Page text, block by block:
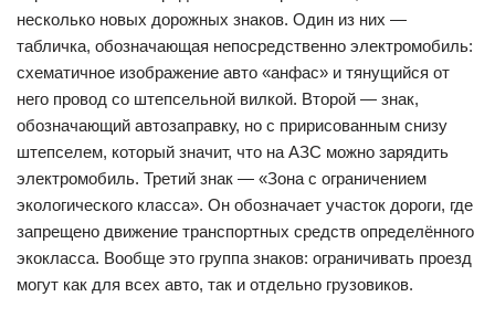
несколько новых дорожных знаков. Один из них —
табличка, обозначающая непосредственно электромобиль:
схематичное изображение авто «анфас» и тянущийся от
него провод со штепсельной вилкой. Второй — знак,
обозначающий автозаправку, но с пририсованным снизу
штепселем, который значит, что на АЗС можно зарядить
электромобиль. Третий знак — «Зона с ограничением
экологического класса». Он обозначает участок дороги, где
запрещено движение транспортных средств определённого
экокласса. Вообще это группа знаков: ограничивать проезд
могут как для всех авто, так и отдельно грузовиков.